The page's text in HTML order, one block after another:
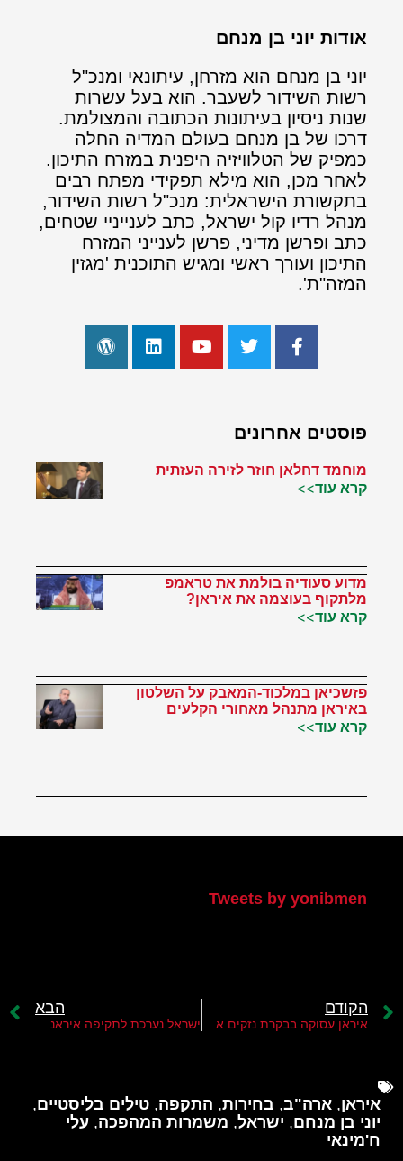
אודות יוני בן מנחם
יוני בן מנחם הוא מזרחן, עיתונאי ומנכ"ל
רשות השידור לשעבר. הוא בעל עשרות
שנות ניסיון בעיתונות הכתובה והמצולמת.
דרכו של בן מנחם בעולם המדיה החלה
כמפיק של הטלוויזיה היפנית במזרח התיכון.
לאחר מכן, הוא מילא תפקידי מפתח רבים
בתקשורת הישראלית: מנכ"ל רשות השידור,
מנהל רדיו קול ישראל, כתב לענייניי שטחים,
כתב ופרשן מדיני, פרשן לענייני המזרח
התיכון ועורך ראשי ומגיש התוכנית 'מגזין
המזה"ת'.
פוסטים אחרונים
מוחמד דחלאן חוזר לזירה העזתית
קרא עוד>>
מדוע סעודיה בולמת את טראמפ
מלתקוף בעוצמה את איראן?
קרא עוד>>
פזשכיאן במלכוד-המאבק על השלטון
באיראן מתנהל מאחורי הקלעים
קרא עוד>>
Tweets by yonibmen
הקודם הבא
איראן, ארה"ב, בחירות, התקפה, טילים בליסטיים,
יוני בן מנחם, ישראל, משמרות המהפכה, עלי
ח'מינאי